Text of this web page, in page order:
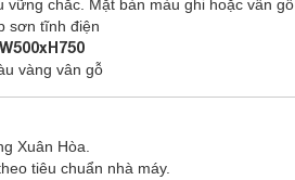
vững chắc. Mặt bàn màu ghi hoặc vân gỗ
sơn tĩnh điện
vàng vân gỗ
Xuân Hòa.
tiêu chuẩn nhà máy.